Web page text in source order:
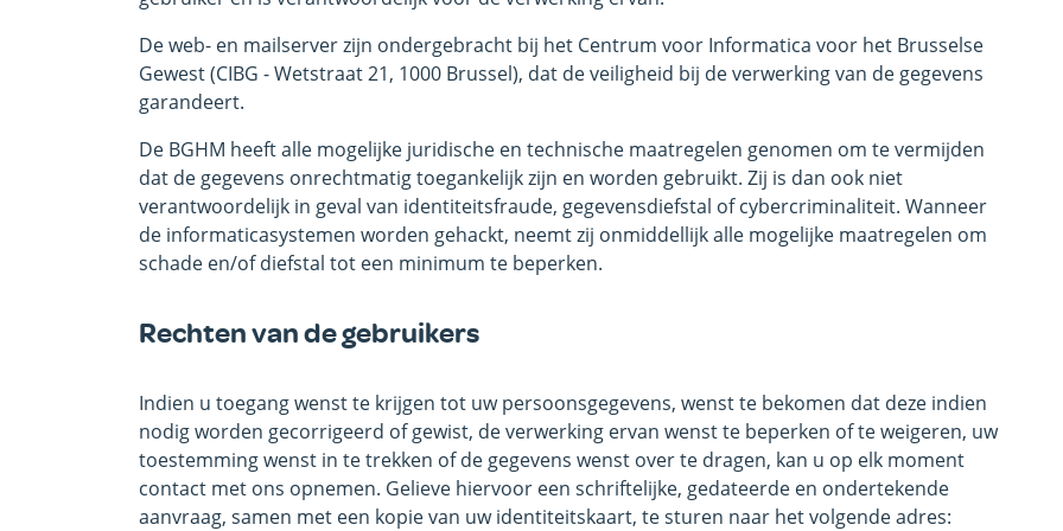
De web- en mailserver zijn ondergebracht bij het Centrum voor Informatica voor het Brusselse
Gewest (CIBG - Wetstraat 21, 1000 Brussel), dat de veiligheid bij de verwerking van de gegevens
garandeert.
De BGHM heeft alle mogelijke juridische en technische maatregelen genomen om te vermijden
dat de gegevens onrechtmatig toegankelijk zijn en worden gebruikt. Zij is dan ook niet
verantwoordelijk in geval van identiteitsfraude, gegevensdiefstal of cybercriminaliteit. Wanneer
de informaticasystemen worden gehackt, neemt zij onmiddellijk alle mogelijke maatregelen om
schade en/of diefstal tot een minimum te beperken.
Rechten van de gebruikers
Indien u toegang wenst te krijgen tot uw persoonsgegevens, wenst te bekomen dat deze indien
nodig worden gecorrigeerd of gewist, de verwerking ervan wenst te beperken of te weigeren, uw
toestemming wenst in te trekken of de gegevens wenst over te dragen, kan u op elk moment
contact met ons opnemen. Gelieve hiervoor een schriftelijke, gedateerde en ondertekende
aanvraag, samen met een kopie van uw identiteitskaart, te sturen naar het volgende adres: